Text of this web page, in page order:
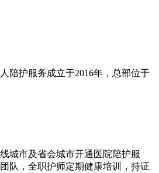
陪护服务成立于2016年，总部位于
城市及省会城市开通医院陪护服
队，全职护师定期健康培训，持证